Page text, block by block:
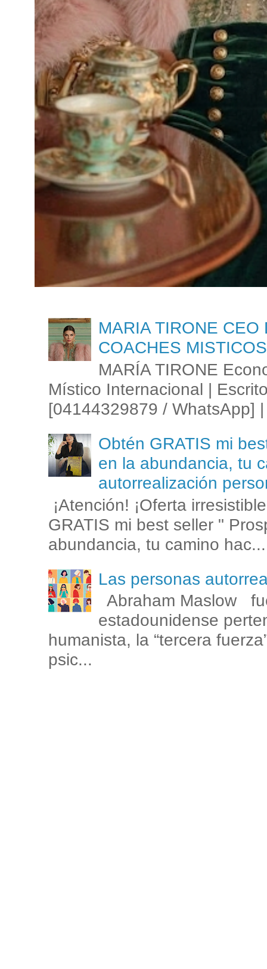
MARIA TIRONE
COACHES
MARÍA TIRONE
Místico Internacional |
[04144329879 / WhatsApp]
Obtén GRATIS mi
en la abundancia, tu
autorrealización
¡Atención! ¡Oferta
GRATIS mi best seller "
abundancia, tu camino hac...
Las personas
Abraham Maslow
estadounidense
humanista, la “tercera
psic...